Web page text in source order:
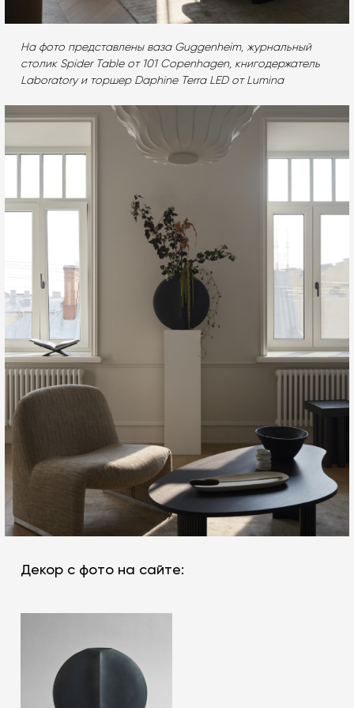
На фото представлены ваза Guggenheim, журнальный
столик Spider Table от 101 Copenhagen, книгодержатель
Laboratory и торшер Daphine Terra LED от Lumina
Декор с фото на сайте: